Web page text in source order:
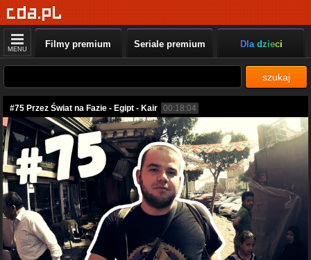
MENU Filmy premium Seriale premium Dla dzieci
szukaj
#75 Przez Świat na Fazie - Egipt - Kair 00:18:04